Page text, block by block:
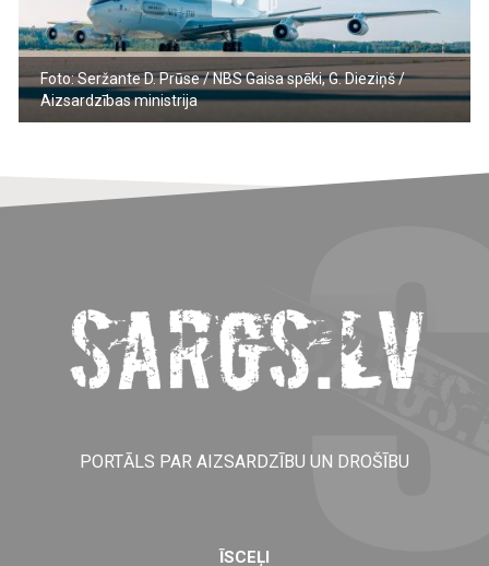
Foto: Seržante D. Prūse / NBS Gaisa spēki, G. Dieziņš /
Aizsardzības ministrija
PORTĀLS PAR AIZSARDZĪBU UN DROŠĪBU
ĪSCEĻI